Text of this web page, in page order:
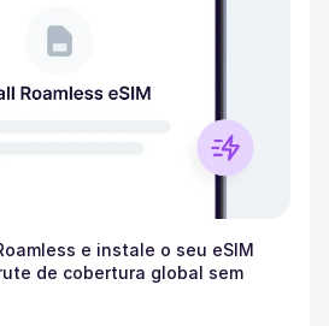
e instale o seu eSIM
de cobertura global sem